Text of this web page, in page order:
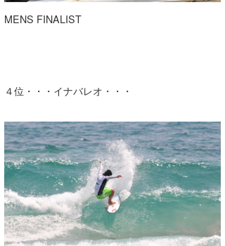
MENS FINALIST
４位・・・イナバレオ・・・